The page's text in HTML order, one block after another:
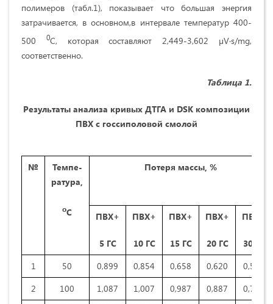
полимеров (табл.1), показывает что большая энергия
затрачивается, в основном,в интервале температур 400-
500
0С, которая составляют 2,449-3,602 µV∙s/mg,
соответственно.
Таблица 1.
Результаты анализа кривых ДТГА и DSK композиции
ПВХ с госсиполовой смолой
№
Темпе-
ратура,
оС
Потеря массы, %
ПВХ+
5 ГС
ПВХ+
10 ГС
ПВХ+
15 ГС
ПВХ+
20 ГС
ПВХ+
30 ГС
1
50 0,899 0,854 0,658 0,620
0,587
2
100 1,087 1,007 0,987 0,887
0,784